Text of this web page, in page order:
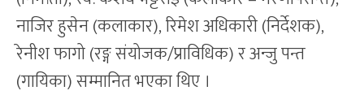
नाजिर हुसेन (कलाकार), रिमेश अधिकारी (निर्देशक),
रेनीश फागो (रङ्ग संयोजक/प्राविधिक) र अन्जु पन्त
(गायिका) सम्मानित भएका थिए ।